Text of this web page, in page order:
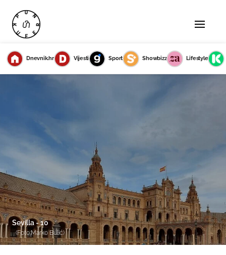
Dnevnik.hr Vijesti Sport Showbizz Lifestyle
Sevilla - 10
(Foto:Marko Bulić)